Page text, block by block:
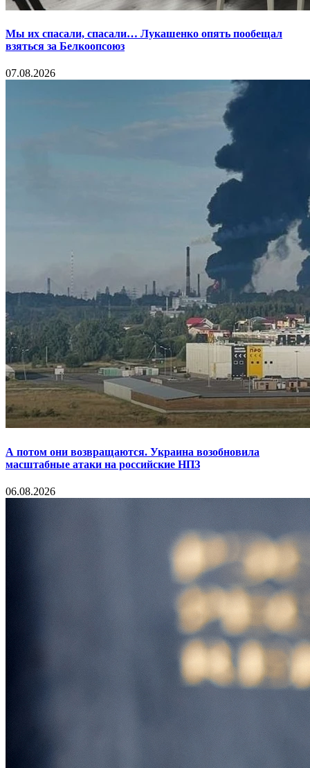
Мы их спасали, спасали… Лукашенко опять пообещал
взяться за Белкоопсоюз
07.08.2026
А потом они возвращаются. Украина возобновила
масштабные атаки на российские НПЗ
06.08.2026